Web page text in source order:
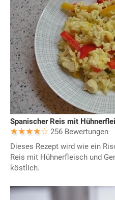
Spanischer Reis mit
256 Bewertungen
Dieses Rezept wird wie ein
Reis mit Hühnerfleisch und
köstlich.